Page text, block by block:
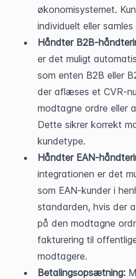
økonomisystemet.
individuelt eller
Håndter B2B-
er det muligt
som enten B2B eller
der aflæses et CVR-
modtagne ordre eller
Dette sikrer korrekt
kundetype.
Håndter EAN-
integrationen er det
som EAN-kunder i
standarden, hvis der
på den modtagne
fakturering til
modtagere.
Betalingsopsætning: